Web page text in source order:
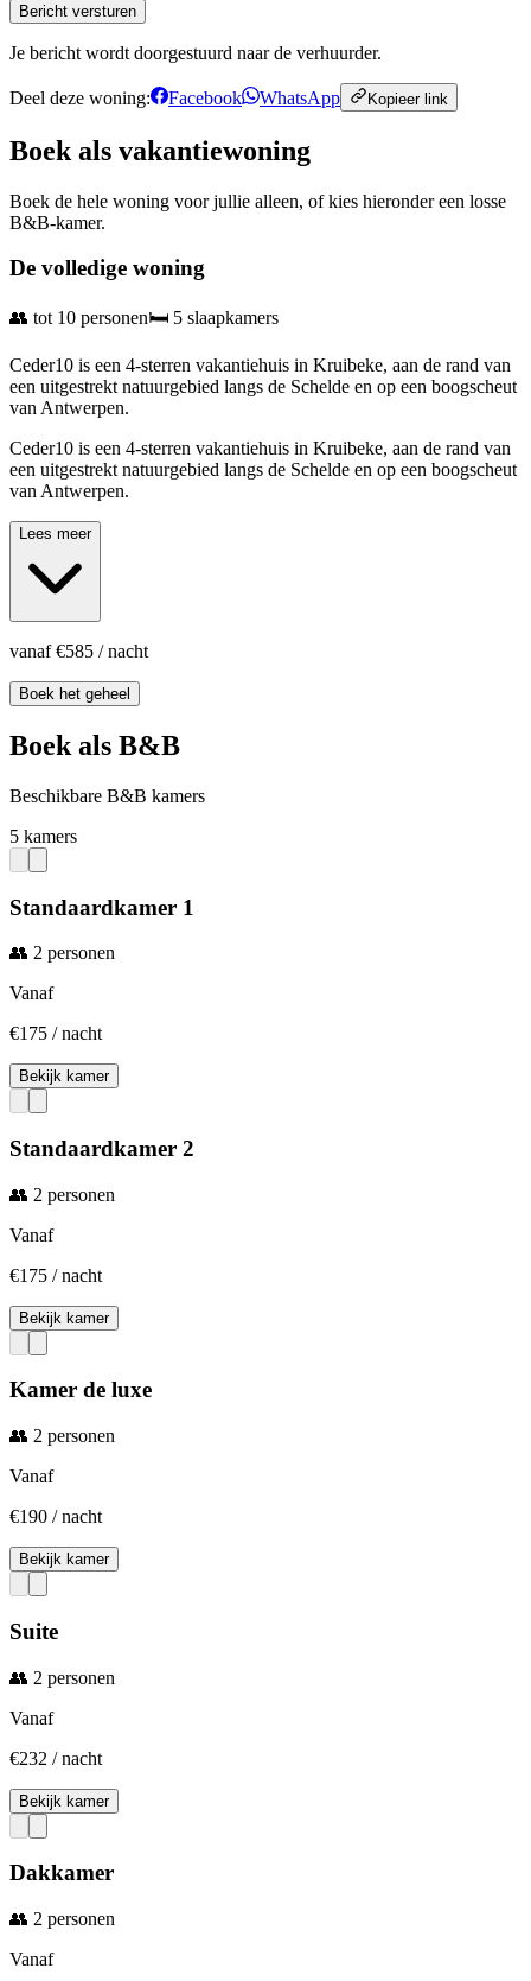
Bericht versturen
Je bericht wordt doorgestuurd naar de verhuurder.
Deel deze woning: Facebook WhatsApp Kopieer link
Boek als vakantiewoning
Boek de hele woning voor jullie alleen, of kies hieronder een losse
B&B-kamer.
De volledige woning
👥 tot 10 personen🛏️ 5 slaapkamers
Ceder10 is een 4-sterren vakantiehuis in Kruibeke, aan de rand van
een uitgestrekt natuurgebied langs de Schelde en op een boogscheut
van Antwerpen.
Ceder10 is een 4-sterren vakantiehuis in Kruibeke, aan de rand van
een uitgestrekt natuurgebied langs de Schelde en op een boogscheut
van Antwerpen.
Lees meer
vanaf €585 / nacht
Boek het geheel
Boek als B&B
Beschikbare B&B kamers
5 kamers
Standaardkamer 1
👥 2 personen
Vanaf
€175 / nacht
Bekijk kamer
Standaardkamer 2
👥 2 personen
Vanaf
€175 / nacht
Bekijk kamer
Kamer de luxe
👥 2 personen
Vanaf
€190 / nacht
Bekijk kamer
Suite
👥 2 personen
Vanaf
€232 / nacht
Bekijk kamer
Dakkamer
👥 2 personen
Vanaf